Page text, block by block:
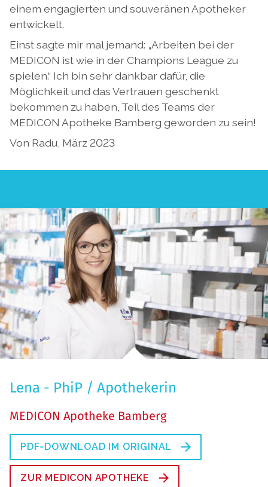
einem engagierten und souveränen Apotheker
entwickelt.
Einst sagte mir mal jemand: „Arbeiten bei der
MEDICON ist wie in der Champions League zu
spielen.“ Ich bin sehr dankbar dafür, die
Möglichkeit und das Vertrauen geschenkt
bekommen zu haben, Teil des Teams der
MEDICON Apotheke Bamberg geworden zu sein!
Von Radu, März 2023
Lena - PhiP / Apothekerin
MEDICON Apotheke Bamberg
PDF-DOWNLOAD IM ORIGINAL
ZUR MEDICON APOTHEKE